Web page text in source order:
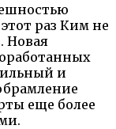
раз Ким не
Новая
и
еще более